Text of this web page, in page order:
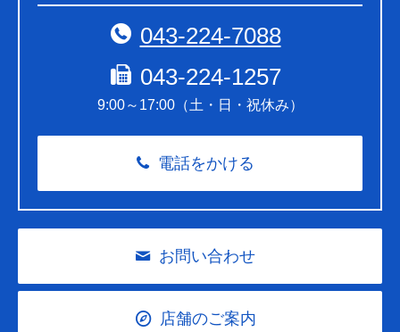
043-224-7088
043-224-1257
9:00～17:00（土・日・祝休み）
電話をかける
お問い合わせ
店舗のご案内